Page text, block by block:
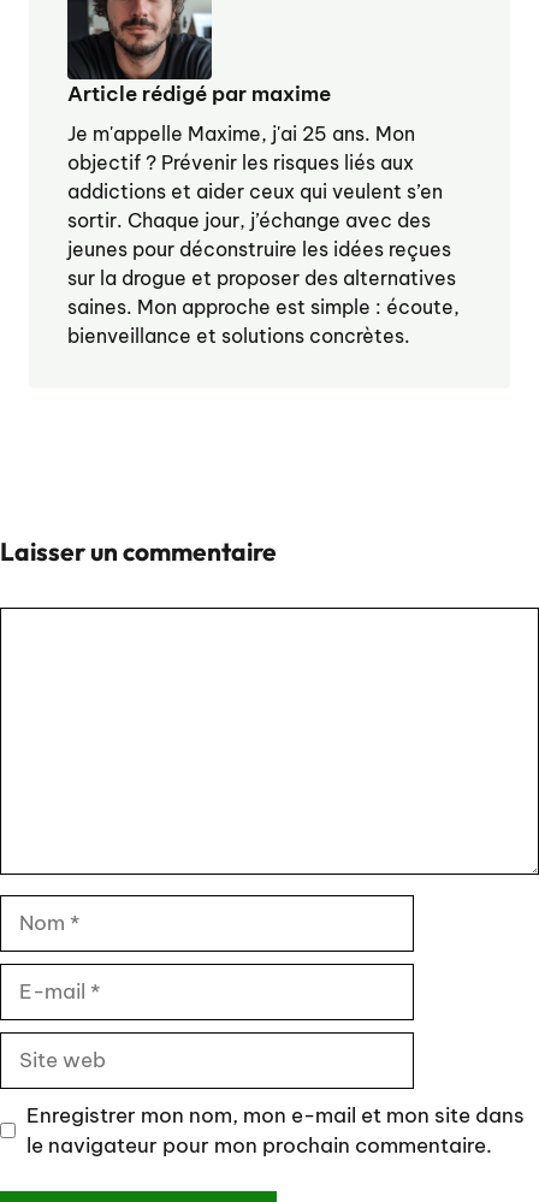
Article rédigé par maxime
Je m'appelle Maxime, j'ai 25 ans. Mon
objectif ? Prévenir les risques liés aux
addictions et aider ceux qui veulent s’en
sortir. Chaque jour, j’échange avec des
jeunes pour déconstruire les idées reçues
sur la drogue et proposer des alternatives
saines. Mon approche est simple : écoute,
bienveillance et solutions concrètes.
Laisser un commentaire
mail
Site
web
Enregistrer mon nom, mon e-mail et mon site dans
le navigateur pour mon prochain commentaire.